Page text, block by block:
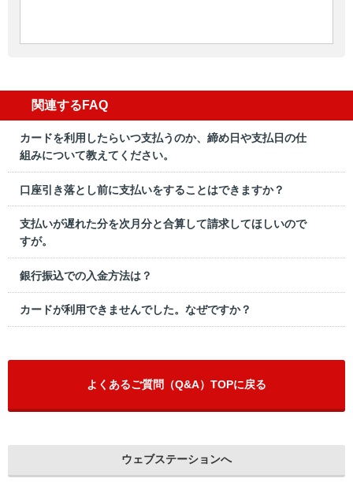
関連するFAQ
カードを利用したらいつ支払うのか、締め日や支払日の仕
組みについて教えてください。
口座引き落とし前に支払いをすることはできますか？
支払いが遅れた分を次月分と合算して請求してほしいので
すが。
銀行振込での入金方法は？
カードが利用できませんでした。なぜですか？
よくあるご質問（Q&A）TOPに戻る
ウェブステーションへ